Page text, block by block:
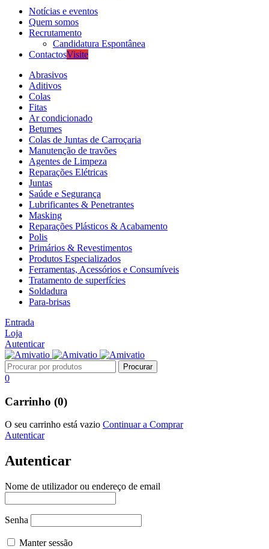
Notícias e eventos
Quem somos
Recrutamento
Candidatura Espontânea
ContactosVisite
Abrasivos
Aditivos
Colas
Fitas
Ar condicionado
Betumes
Colas de Juntas de Carroçaria
Manutenção de travões
Agentes de Limpeza
Reparações Elétricas
Juntas
Saúde e Segurança
Lubrificantes & Penetrantes
Masking
Reparações Plásticos & Acabamento
Polis
Primários & Revestimentos
Produtos Especializados
Ferramentas, Acessórios e Consumíveis
Tratamento de superfícies
Soldadura
Para-brisas
Entrada
Loja
Autenticar
0
Carrinho (0)
O seu carrinho está vazio Continuar a Comprar
Autenticar
Autenticar
Nome de utilizador ou endereço de email
Senha
Manter sessão